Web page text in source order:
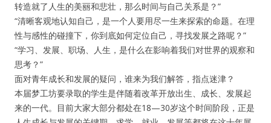
纪录片2 青年人不同活法
纪录片3 我们都是青年偶像
活动
往届
转造就了人生的美丽和悲壮，那么时间与自己关系是？”
“清晰客观地认知自己，是一个人要用尽一生来探索的命题。在理
性与感性的碰撞下，你到底如何定位自己，寻找发展之路呢？”
“学习、发展、职场、人生，是什么在影响着我们对世界的观察和
思考？”
面对青年成长和发展的疑问，谁来为我们解答，指点迷津？
本届梦工坊要录取的学生是伴随着改革开放出生、成长、发展起
来的一代。目前大家大部分都处在18—30岁这个时间阶段，正是